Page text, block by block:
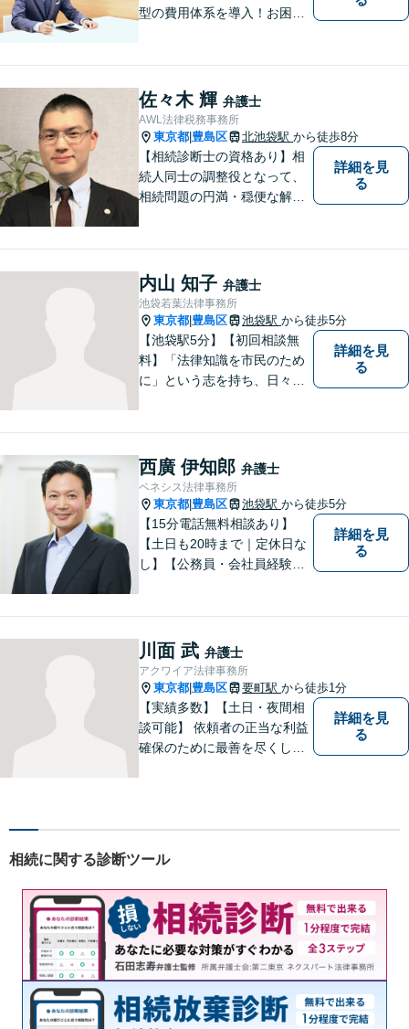
型の費用体系を導入！お困り
で広く取り扱い、幅広い分野
で実績あり！【完全個室対
応】
佐々木 輝 弁護士
AWL法律税務事務所
東京都 豊島区 北池袋駅 から徒歩8分
【相続診断士の資格あり】相
続人同士の調整役となって、
相続問題の円満・穏便な解決
棄などお任せください【池袋8
分】交通事故・借金問題にも
対応
詳細を見
る
内山 知子 弁護士
池袋若葉法律事務所
東京都 豊島区 池袋駅 から徒歩5分
【池袋駅5分】【初回相談無
料】「法律知識を市民のため
に」という志を持ち、日々弁
の経験と持ち前の情熱で手厚
くサポートさせていただきま
す。【フランス語対応可能】
詳細を見
る
西廣 伊知郎 弁護士
ベネシス法律事務所
東京都 豊島区 池袋駅 から徒歩5分
【15分電話無料相談あり】
【土日も20時まで｜定休日な
し】【公務員・会社員経験あ
産、離婚、労働、借金トラブ
ルならお任せください。【企
業側にも対応】【池袋駅5分】
詳細を見
る
川面 武 弁護士
アクワイア法律事務所
東京都 豊島区 要町駅 から徒歩1分
【実績多数】【土日・夜間相
談可能】 依頼者の正当な利益
確保のために最善を尽くして
詳細を見
る
相続に関する診断ツール